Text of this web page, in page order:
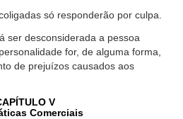
só responderão por culpa.
ser desconsiderada a pessoa
for, de alguma forma,
de prejuízos causados aos
V
Comerciais